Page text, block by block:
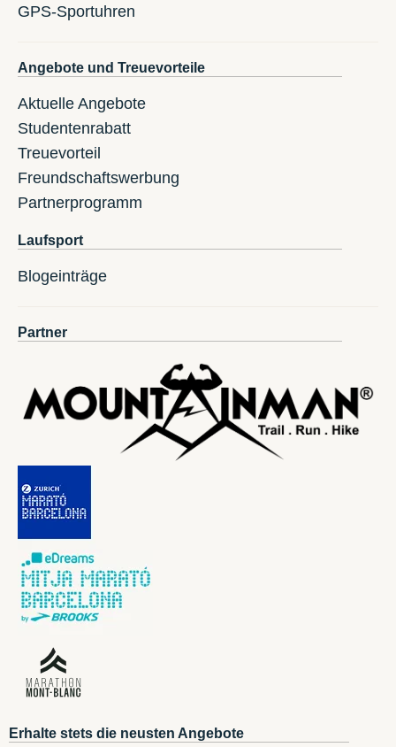
GPS-Sportuhren
Angebote und Treuevorteile
Aktuelle Angebote
Studentenrabatt
Treuevorteil
Freundschaftswerbung
Partnerprogramm
Laufsport
Blogeinträge
Partner
Erhalte stets die neusten Angebote